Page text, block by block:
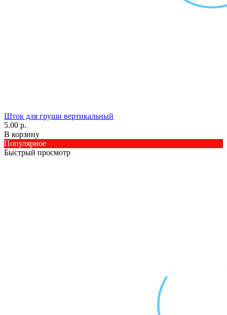
Шток для груши вертикальный
5.00 р.
В корзину
Популярное
Быстрый просмотр